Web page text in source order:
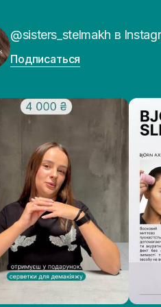
@sisters_stelmakh в
Подписаться